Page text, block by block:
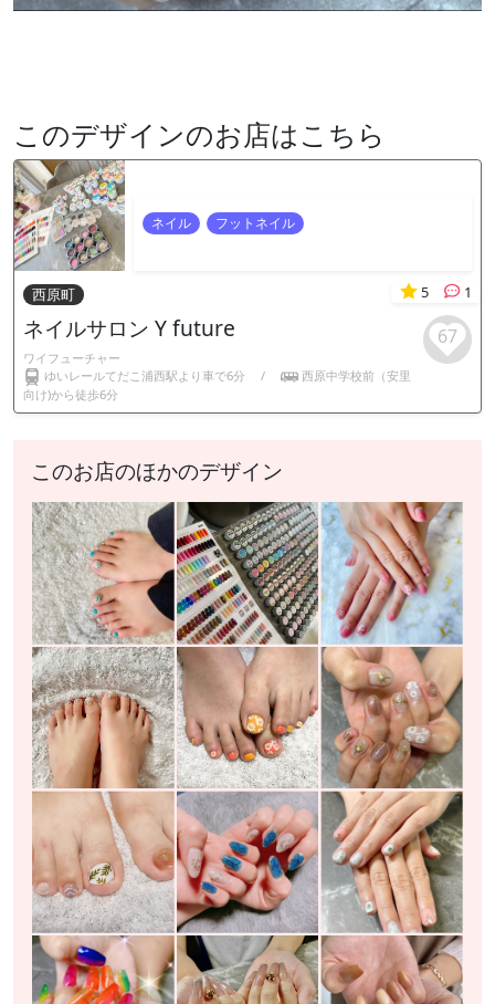
このデザインのお店はこちら
ネイル フットネイル
西原町 5 1
ネイルサロン Y future
ワイフューチャー
ゆいレールてだこ浦西駅より車で6分
/
西原中学校前（安里
向け)から徒歩6分
67
このお店のほかのデザイン